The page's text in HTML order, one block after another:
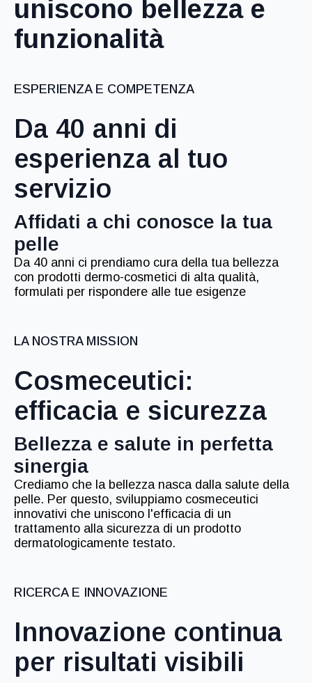
uniscono bellezza e
funzionalità
ESPERIENZA E COMPETENZA
Da 40 anni di
esperienza al tuo
servizio
Affidati a chi conosce la tua
pelle
Da 40 anni ci prendiamo cura della tua bellezza
con prodotti dermo-cosmetici di alta qualità,
formulati per rispondere alle tue esigenze
LA NOSTRA MISSION
Cosmeceutici:
efficacia e sicurezza
Bellezza e salute in perfetta
sinergia
Crediamo che la bellezza nasca dalla salute della
pelle. Per questo, sviluppiamo cosmeceutici
innovativi che uniscono l'efficacia di un
trattamento alla sicurezza di un prodotto
dermatologicamente testato.
RICERCA E INNOVAZIONE
Innovazione continua
per risultati visibili